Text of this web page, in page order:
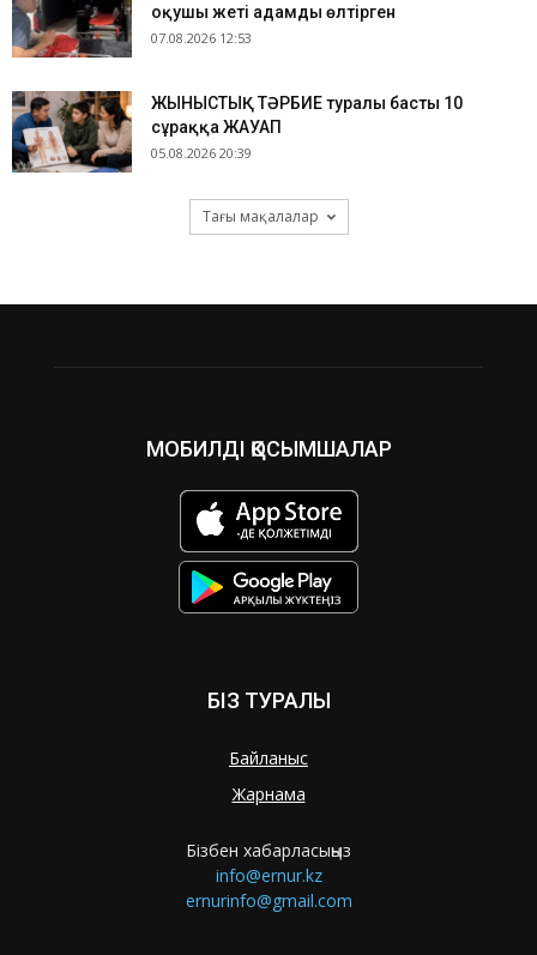
оқушы жеті адамды өлтірген
07.08.2026 12:53
ЖЫНЫСТЫҚ ТӘРБИЕ туралы басты 10
сұраққа ЖАУАП
05.08.2026 20:39
Тағы мақалалар
МОБИЛДІ ҚОСЫМШАЛАР
БІЗ ТУРАЛЫ
Байланыс
Жарнама
Бізбен хабарласыңыз
info@ernur.kz
ernurinfo@gmail.com